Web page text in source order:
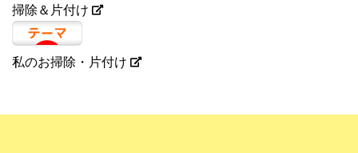
掃除＆片付け
私のお掃除・片付け